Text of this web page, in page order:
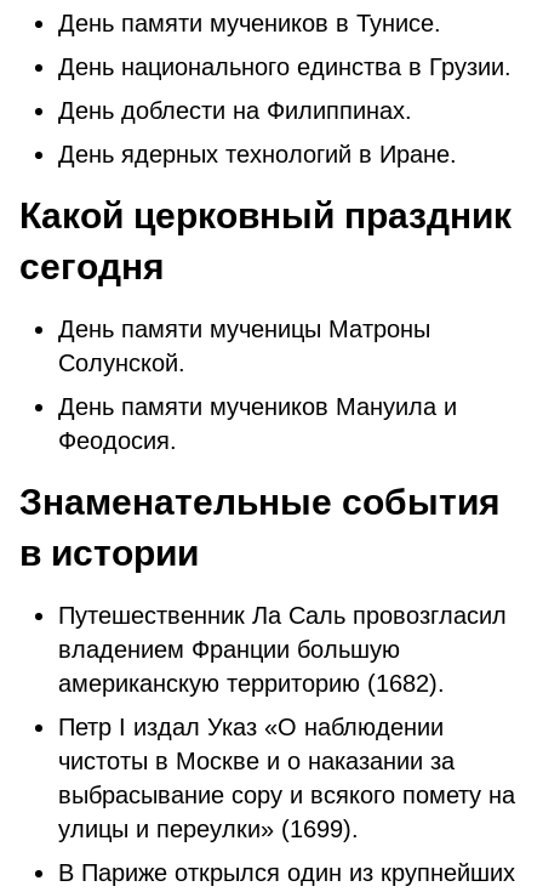
День памяти мучеников в Тунисе.
День национального единства в Грузии.
День доблести на Филиппинах.
День ядерных технологий в Иране.
Какой церковный праздник
сегодня
День памяти мученицы Матроны
Солунской.
День памяти мучеников Мануила и
Феодосия.
Знаменательные события
в истории
Путешественник Ла Саль провозгласил
владением Франции большую
американскую территорию (1682).
Петр I издал Указ «О наблюдении
чистоты в Москве и о наказании за
выбрасывание сору и всякого помету на
улицы и переулки» (1699).
В Париже открылся один из крупнейших